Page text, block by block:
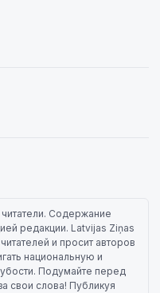
Содержание
редакции. Latvijas Ziņas
и просит авторов
национальную и
Подумайте перед
свои слова! Публикуя